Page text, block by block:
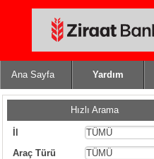
Ana Sayfa Yardım
Hızlı Arama
TÜMÜ
Araç Türü
TÜMÜ